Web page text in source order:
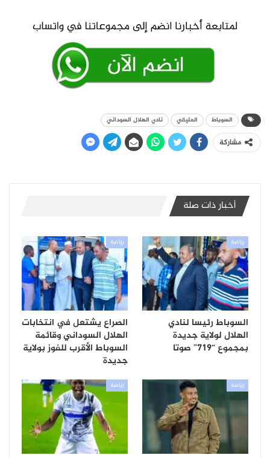
السوباط العليقي نادي الهلال السوداني
مشاركة
أخبار ذات صلة
رياضة
السوباط رئيسا لنادي
الهلال لولاية جديدة
بمجموع “719” صوتا
رياضة
الصراع يشتعل في انتخابات
الهلال السوداني وقائمة
السوباط الأقرب للفوز بولاية
جديدة
رياضة رياضة